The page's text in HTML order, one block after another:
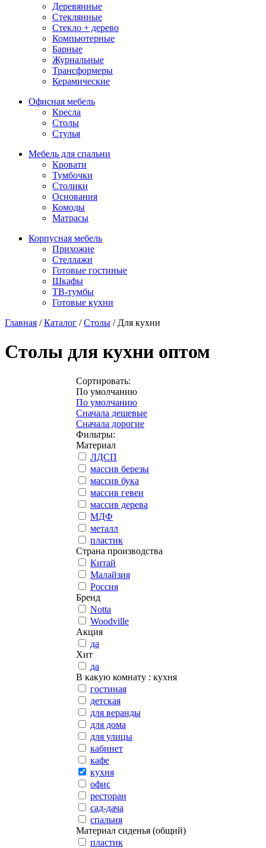
Деревянные
Стеклянные
Стекло + дерево
Компьютерные
Барные
Журнальные
Трансформеры
Керамические
Офисная мебель
Кресла
Столы
Стулья
Мебель для спальни
Кровати
Тумбочки
Столики
Основания
Комоды
Матрасы
Корпусная мебель
Прихожие
Стеллажи
Готовые гостиные
Шкафы
ТВ-тумбы
Готовые кухни
Главная /Каталог /Столы / Для кухни
Столы для кухни оптом
Сортировать:
По умолчанию
По умолчанию
Сначала дешевые
Сначала дорогие
Фильтры:
Материал
ЛДСП
массив березы
массив бука
массив гевеи
массив дерева
МДФ
металл
пластик
Страна производства
Китай
Малайзия
Россия
Бренд
Notta
Woodville
Акция
да
Хит
да
В какую комнату : кухня
гостиная
детская
для веранды
для дома
для улицы
кабинет
кафе
кухня
офис
ресторан
сад-дача
спальня
Материал сиденья (общий)
пластик